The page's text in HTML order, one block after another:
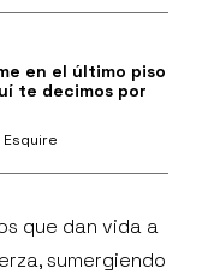
en el último piso
te decimos por
Esquire
que dan vida a
sumergiendo